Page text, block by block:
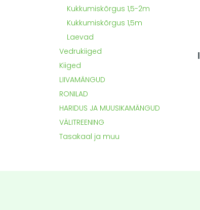
Kukkumiskõrgus 1,5-2m
Kukkumiskõrgus 1,5m
Laevad
Vedrukiiged
Kiiged
LIIVAMÄNGUD
RONILAD
HARIDUS JA MUUSIKAMÄNGUD
VÄLITREENING
Tasakaal ja muu